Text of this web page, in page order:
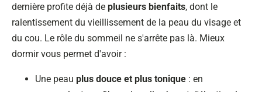
dernière profite déjà de plusieurs bienfaits, dont le
ralentissement du vieillissement de la peau du visage et
du cou. Le rôle du sommeil ne s'arrête pas là. Mieux
dormir vous permet d'avoir :
Une peau plus douce et plus tonique : en